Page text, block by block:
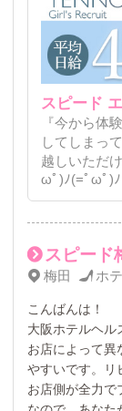
スピード
『今から体
してしまっ
越しいただ
ωﾟ)ﾉ(=ﾟωﾟ)ﾉ
スピード
梅田 ホ
こんばんは！
大阪ホテルヘル
お店によって異
やすいです。リ
お店側が全力で